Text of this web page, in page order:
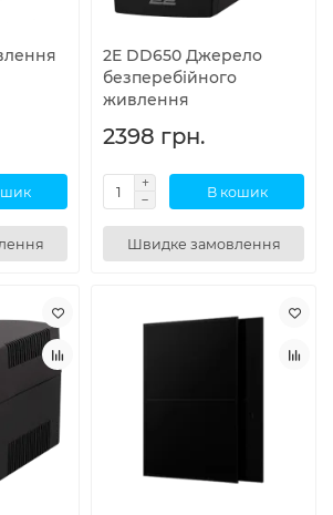
2E DD650 Джерело
безперебійного
живлення
2398 грн.
В кошик
Швидке замовлення